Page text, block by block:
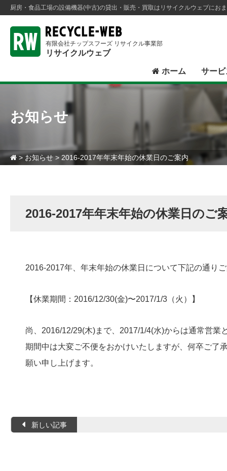
厨房・食品工場の設備機器(中古)の貸出・販売・買取はリサイクルウェブにお
有限会社チップスフーズ リサイクル事業部
リサイクルウェブ
ホーム サービ
お知らせ
> お知らせ > 2016-2017年年末年始の休業日のご案内
2016-2017年年末年始の休業日のご
2016-2017年、年末年始の休業日について下記の通り
【休業期間：2016/12/30(金)〜2017/1/3（火）】
尚、2016/12/29(木)まで、2017/1/4(水)からは通常営業
期間中は大変ご不便をおかけいたしますが、何卒ご了
願い申し上げます。
新しい記事